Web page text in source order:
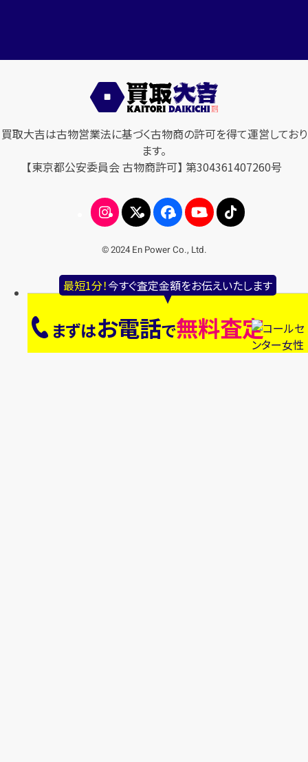
最短1分！今すぐ査定金額をお伝えいたします
まずはお電話で無料査定
買取大吉は古物営業法に基づく古物商の許可を得て運営しており
ます。
【東京都公安委員会 古物商許可】 第304361407260号
© 2024 En Power Co., Ltd.